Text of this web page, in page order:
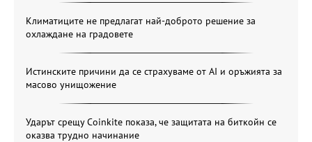
Климатиците не предлагат най-доброто решение за
охлаждане на градовете
Истинските причини да се страхуваме от AI и оръжията за
масово унищожение
Ударът срещу Coinkite показа, че защитата на биткойн се
оказва трудно начинание